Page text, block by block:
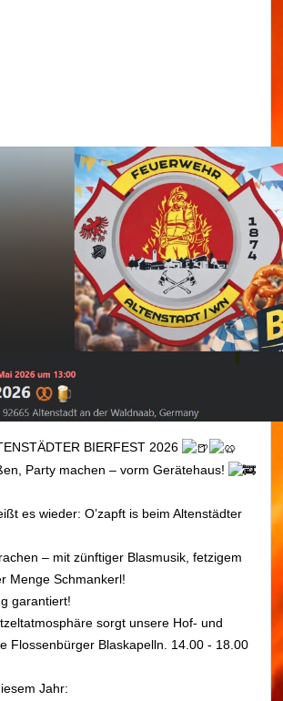
BIERFEST 2026
Party machen – vorm Gerätehaus!
es wieder: O’zapft is beim Altenstädter
– mit zünftiger Blasmusik, fetzigem
Menge Schmankerl!
garantiert!
sorgt unsere Hof- und
Flossenbürger Blaskapelln. 14.00 - 18.00
Jahr: